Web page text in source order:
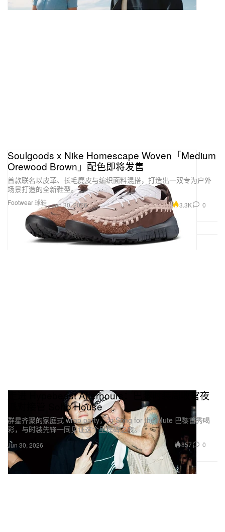
Footwear 球鞋
Soulgoods x Nike Homescape Woven「Medium
Orewood Brown」配色即将发售
首款联名以皮革、长毛麂皮与编织面料混搭，打造出一双专为户外
场景打造的全新鞋型。
Jun 30, 2026 3.3K 0
走进 Hypebeast Afterhours：巴黎时装周收官夜
派对接管 Soho House
群星齐聚的家庭式 wrap party，为 Song for the Mute 巴黎首秀喝
彩，与时装先锋一同见证这个里程碑之夜。
Jun 30, 2026 857 0